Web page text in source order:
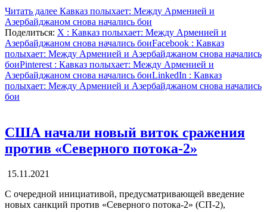
Читать далее Кавказ полыхает: Между Арменией и
Азербайджаном снова начались бои
Поделиться: X : Кавказ полыхает: Между Арменией и
Азербайджаном снова начались боиFacebook : Кавказ
полыхает: Между Арменией и Азербайджаном снова начались
боиPinterest : Кавказ полыхает: Между Арменией и
Азербайджаном снова начались боиLinkedIn : Кавказ
полыхает: Между Арменией и Азербайджаном снова начались
бои
США начали новый виток сражения
против «Северного потока-2»
15.11.2021
С очередной инициативой, предусматривающей введение
новых санкций против «Северного потока-2» (СП-2),